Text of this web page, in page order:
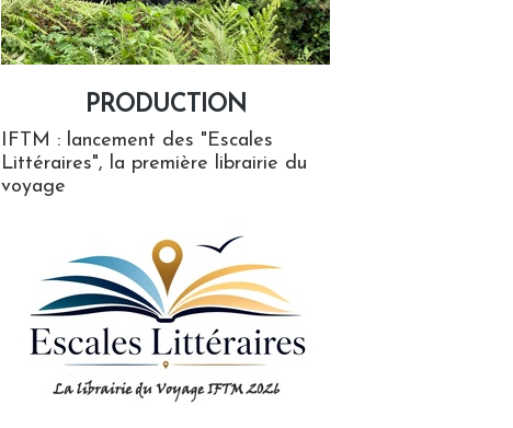
PRODUCTION
IFTM : lancement des "Escales
Littéraires", la première librairie du
voyage